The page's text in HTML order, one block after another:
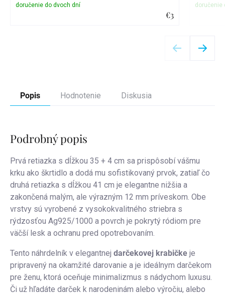
€3
Popis Hodnotenie Diskusia
Podrobný popis
Prvá retiazka s dĺžkou 35 + 4 cm sa prispôsobí vášmu
krku ako škrtidlo a dodá mu sofistikovaný prvok, zatiaľ čo
druhá retiazka s dĺžkou 41 cm je elegantne nižšia a
zakončená malým, ale výrazným 12 mm príveskom. Obe
vrstvy sú vyrobené z vysokokvalitného striebra s
rýdzosťou Ag925/1000 a povrch je pokrytý ródiom pre
väčší lesk a ochranu pred opotrebovaním.
Tento náhrdelník v elegantnej darčekovej krabičke je
pripravený na okamžité darovanie a je ideálnym darčekom
pre ženu, ktorá oceňuje minimalizmus s nádychom luxusu.
Či už hľadáte darček k narodeninám alebo výročiu, alebo